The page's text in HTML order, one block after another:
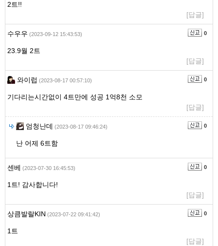
2트!!
[답글]
수우우 (2023-09-12 15:43:53) 0
23.9월 2트
[답글]
와이럽 (2023-08-17 00:57:10) 0
기다리는시간없이 4트만에 성공 1억8천 소모
[답글]
엄청난데 (2023-08-17 09:46:24) 0
난 어제 6트함
센베 (2023-07-30 16:45:53) 0
1트! 감사합니다!
[답글]
상큼발랄KIN (2023-07-22 09:41:42) 0
1트
[답글]